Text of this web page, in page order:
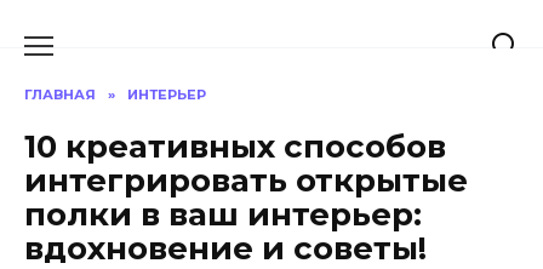
ГЛАВНАЯ » ИНТЕРЬЕР
10 креативных способов
интегрировать открытые
полки в ваш интерьер:
вдохновение и советы!